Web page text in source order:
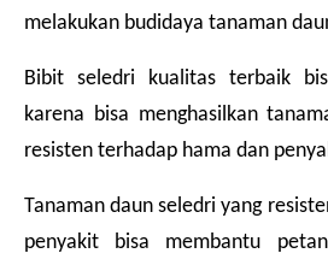
melakukan budidaya tanaman
Bibit seledri kualitas terbaik
karena bisa menghasilkan
resisten terhadap hama dan
Tanaman daun seledri yang
penyakit bisa membantu